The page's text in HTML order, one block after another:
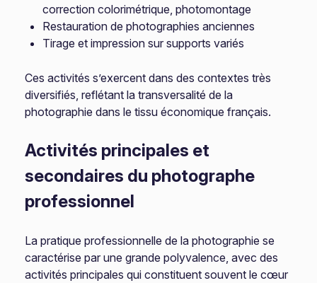
correction colorimétrique, photomontage
Restauration de photographies anciennes
Tirage et impression sur supports variés
Ces activités s’exercent dans des contextes très
diversifiés, reflétant la transversalité de la
photographie dans le tissu économique français.
Activités principales et
secondaires du photographe
professionnel
La pratique professionnelle de la photographie se
caractérise par une grande polyvalence, avec des
activités principales qui constituent souvent le cœur